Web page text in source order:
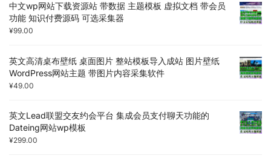
中文wp网站下载资源站 带数据 主题模板 虚拟文档 带会员
功能 知识付费源码 可选采集器
¥99.00
英文高清桌布壁纸 桌面图片 整站模板导入成站 图片壁纸
WordPress网站主题 带图片内容采集软件
¥49.00
英文Lead联盟交友约会平台 集成会员支付聊天功能的
Dateing网站wp模板
¥299.00